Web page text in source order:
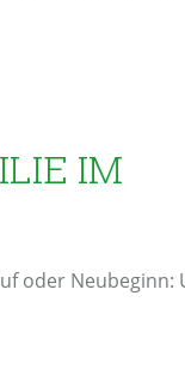
IM
oder Neubeginn: